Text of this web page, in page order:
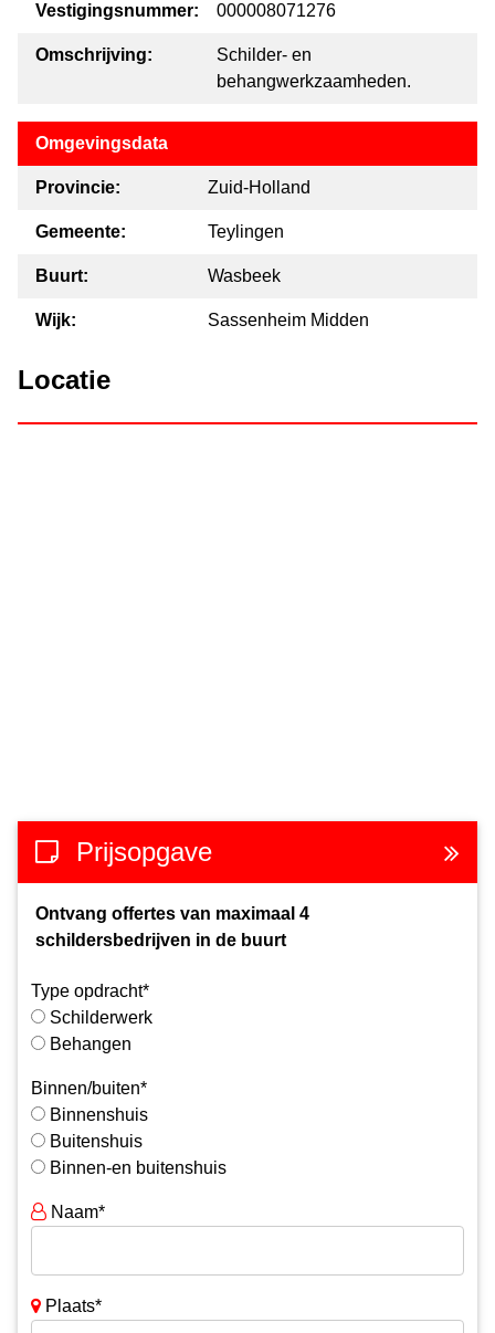
Vestigingsnummer: 000008071276
Omschrijving:
Schilder- en
behangwerkzaamheden.
Omgevingsdata
Provincie: Zuid-Holland
Gemeente: Teylingen
Buurt: Wasbeek
Wijk: Sassenheim Midden
Locatie
Prijsopgave
Ontvang offertes van maximaal 4
schildersbedrijven in de buurt
Type opdracht*
Schilderwerk
Behangen
Binnen/buiten*
Binnenshuis
Buitenshuis
Binnen-en buitenshuis
Naam*
Plaats*